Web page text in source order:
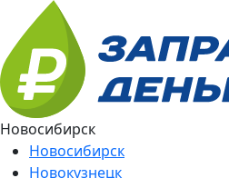
Новосибирск
Новосибирск
Новокузнецк